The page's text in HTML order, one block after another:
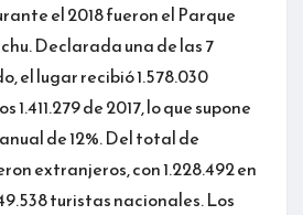
el 2018 fueron el Parque
Declarada una de las 7
el lugar recibió 1.578.030
de 2017, lo que supone
de 12%. Del total de
extranjeros, con 1.228.492 en
turistas nacionales. Los